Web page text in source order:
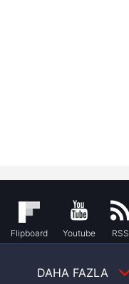
Flipboard Youtube RSS
DAHA FAZLA